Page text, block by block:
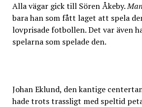
Alla vägar gick till Sören Åkeby.
bara han som fått laget att spela
lovprisade fotbollen. Det var även
spelarna som spelade den.
Johan Eklund, den kantige
hade trots trassligt med speltid